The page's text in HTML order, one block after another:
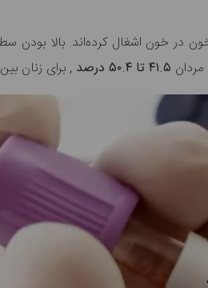
مردان , برای زنان بین